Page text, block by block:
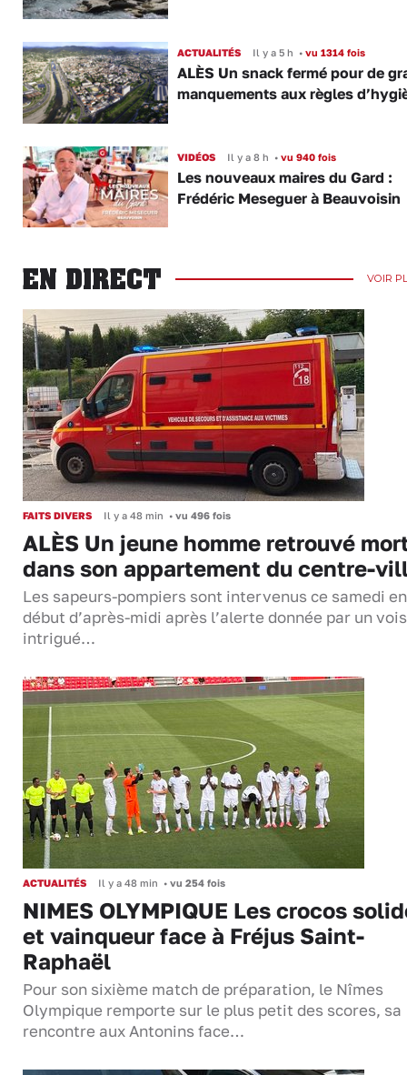
ACTUALITÉS Il y a 5 h •vu 1314 fois
ALÈS Un snack fermé pour de
manquements aux règles
VIDÉOS Il y a 8 h •vu 940 fois
Les nouveaux maires du Gard :
Frédéric Meseguer à Beauvoisin
EN DIRECT VOIR
FAITS DIVERS Il y a 48 min • vu 496 fois
ALÈS Un jeune homme retrouvé
dans son appartement du centre-
Les sapeurs-pompiers sont intervenus ce samedi en
début d’après-midi après l’alerte donnée par un
intrigué…
ACTUALITÉS Il y a 48 min • vu 254 fois
NIMES OLYMPIQUE Les crocos
et vainqueur face à Fréjus Saint-
Raphaël
Pour son sixième match de préparation, le Nîmes
Olympique remporte sur le plus petit des scores, sa
rencontre aux Antonins face…